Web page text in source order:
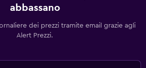
abbassano
dei prezzi tramite email grazie agli
Alert Prezzi.